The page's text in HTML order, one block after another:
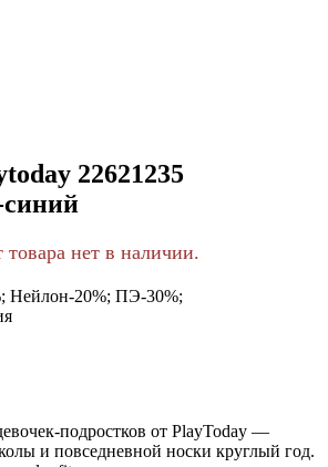
22621235
нет в наличии.
Нейлон-20%; ПЭ-30%;
подростков от PlayToday —
и повседневной носки круглый год.